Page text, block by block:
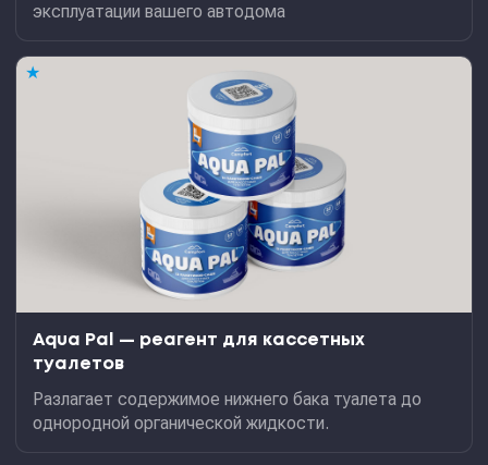
эксплуатации вашего автодома
★
Aqua Pal — pеагент для кассетных
туалетов
Разлагает содержимое нижнего бака туалета до
однородной органической жидкости.